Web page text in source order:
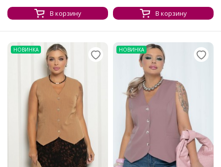
В корзину В корзину
НОВИНКА НОВИНКА